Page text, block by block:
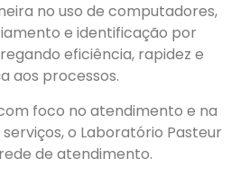
no uso de computadores,
e identificação por
eficiência, rapidez e
aos processos.
foco no atendimento e na
o Laboratório Pasteur
de atendimento.